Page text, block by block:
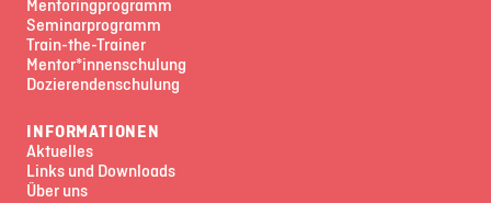
Mentoringprogramm
Seminarprogramm
Train-the-Trainer
Mentor*innenschulung
Dozierendenschulung
INFORMATIONEN
Aktuelles
Links und Downloads
Über uns